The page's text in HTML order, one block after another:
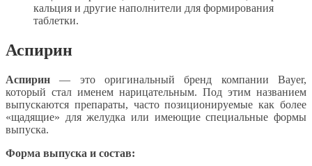
кальция и другие наполнители для формирования
таблетки.
Аспирин
Аспирин — это оригинальный бренд компании Bayer,
который стал именем нарицательным. Под этим названием
выпускаются препараты, часто позиционируемые как более
«щадящие» для желудка или имеющие специальные формы
выпуска.
Форма выпуска и состав: